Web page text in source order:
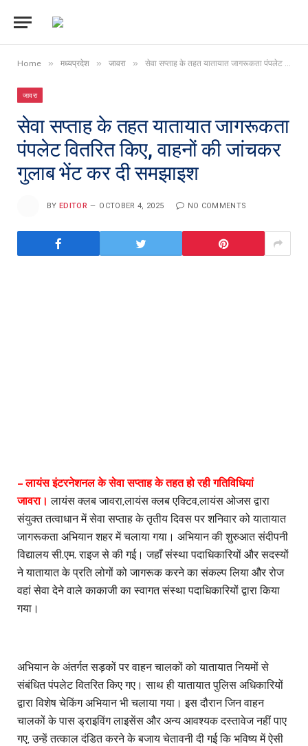
Home » मध्यप्रदेश » जावरा » सेवा सप्ताह के तहत यातायात जागरूकता पंपलेट वितरित किए, वाहनों की जांचकर गुलाब भेंट कर दी समझाइश
जावरा
सेवा सप्ताह के तहत यातायात जागरूकता
पंपलेट वितरित किए, वाहनों की जांचकर
गुलाब भेंट कर दी समझाइश
BY EDITOR OCTOBER 4, 2025 NO COMMENTS
– लायंस इंटरनेशनल के सेवा सप्ताह के तहत हो रही गतिविधियां
जावरा। लायंस क्लब जावरा,लायंस क्लब एक्टिव,लायंस ओजस द्वारा
संयुक्त तत्वाधान में सेवा सप्ताह के तृतीय दिवस पर शनिवार को यातायात
जागरूकता अभियान शहर में चलाया गया। अभियान की शुरुआत संदीपनी
विद्यालय सी.एम. राइज से की गई। जहाँ संस्था पदाधिकारियों और सदस्यों
ने यातायात के प्रति लोगों को जागरूक करने का संकल्प लिया और रोज
वहां सेवा देने वाले काकाजी का स्वागत संस्था पदाधिकारियों द्वारा किया
गया।
अभियान के अंतर्गत सड़कों पर वाहन चालकों को यातायात नियमों से
संबंधित पंपलेट वितरित किए गए। साथ ही यातायात पुलिस अधिकारियों
द्वारा विशेष चेकिंग अभियान भी चलाया गया। इस दौरान जिन वाहन
चालकों के पास ड्राइविंग लाइसेंस और अन्य आवश्यक दस्तावेज नहीं पाए
गए, उन्हें तत्काल दंडित करने के बजाय चेतावनी दी गई कि भविष्य में ऐसी